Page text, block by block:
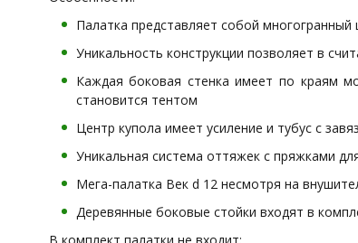
Палатка представляет собой многогранный
Уникальность конструкции позволяет в
Каждая боковая стенка имеет по краям
становится тентом
Центр купола имеет усиление и тубус с
Уникальная система оттяжек с пряжками
Мега-палатка Век d 12 несмотря на
Деревянные боковые стойки входят в